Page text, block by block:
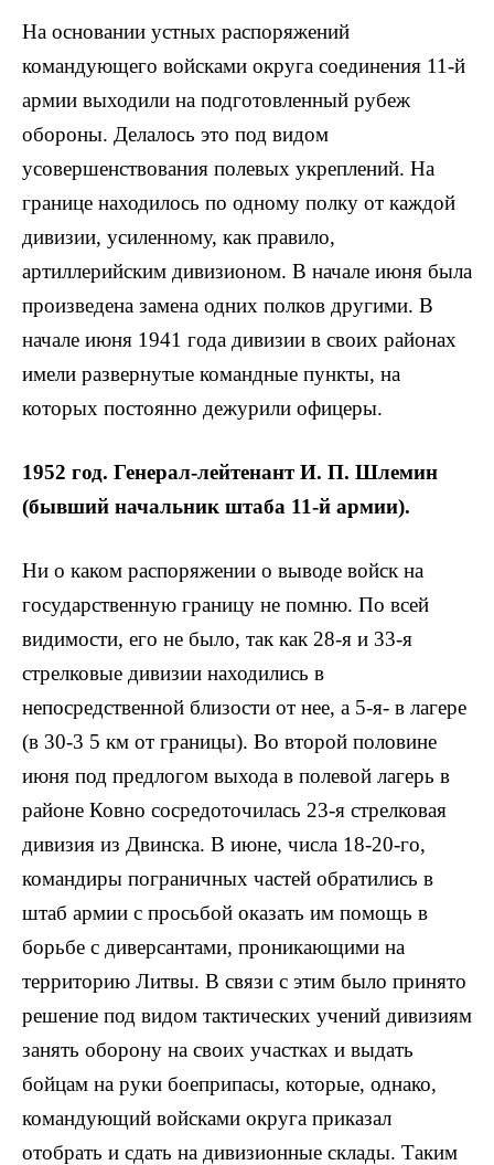
На основании устных распоряжений
командующего войсками округа соединения 11-й
армии выходили на подготовленный рубеж
обороны. Делалось это под видом
усовершенствования полевых укреплений. На
границе находилось по одному полку от каждой
дивизии, усиленному, как правило,
артиллерийским дивизионом. В начале июня была
произведена замена одних полков другими. В
начале июня 1941 года дивизии в своих районах
имели развернутые командные пункты, на
которых постоянно дежурили офицеры.
1952 год. Генерал-лейтенант И. П. Шлемин
(бывший начальник штаба 11-й армии).
Ни о каком распоряжении о выводе войск на
государственную границу не помню. По всей
видимости, его не было, так как 28-я и 33-я
стрелковые дивизии находились в
непосредственной близости от нее, а 5-я- в лагере
(в 30-3 5 км от границы). Во второй половине
июня под предлогом выхода в полевой лагерь в
районе Ковно сосредоточилась 23-я стрелковая
дивизия из Двинска. В июне, числа 18-20-го,
командиры пограничных частей обратились в
штаб армии с просьбой оказать им помощь в
борьбе с диверсантами, проникающими на
территорию Литвы. В связи с этим было принято
решение под видом тактических учений дивизиям
занять оборону на своих участках и выдать
бойцам на руки боеприпасы, которые, однако,
командующий войсками округа приказал
отобрать и сдать на дивизионные склады. Таким